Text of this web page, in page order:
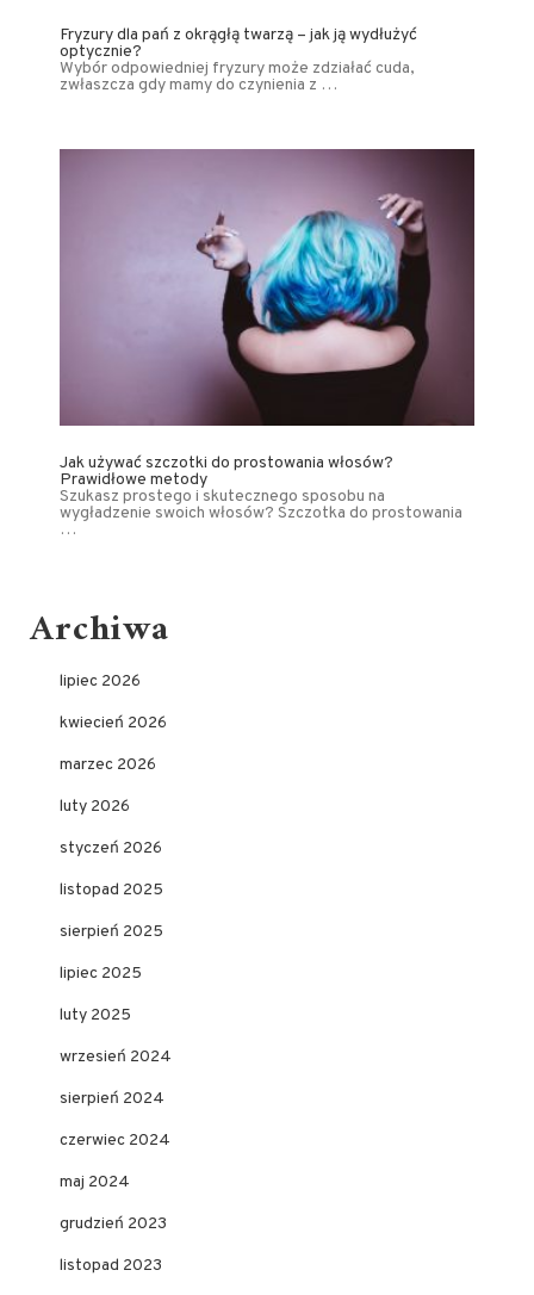
Fryzury dla pań z okrągłą twarzą – jak ją wydłużyć
optycznie?
Wybór odpowiedniej fryzury może zdziałać cuda,
zwłaszcza gdy mamy do czynienia z …
Jak używać szczotki do prostowania włosów?
Prawidłowe metody
Szukasz prostego i skutecznego sposobu na
wygładzenie swoich włosów? Szczotka do prostowania
…
Archiwa
lipiec 2026
kwiecień 2026
marzec 2026
luty 2026
styczeń 2026
listopad 2025
sierpień 2025
lipiec 2025
luty 2025
wrzesień 2024
sierpień 2024
czerwiec 2024
maj 2024
grudzień 2023
listopad 2023